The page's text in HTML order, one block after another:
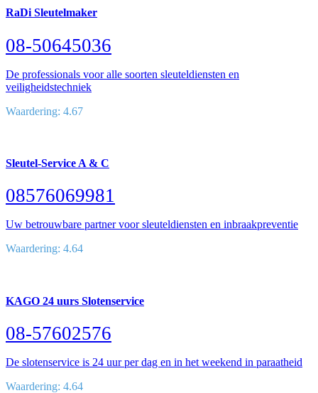
RaDi Sleutelmaker
08-50645036
De professionals voor alle soorten sleuteldiensten en
veiligheidstechniek
Waardering: 4.67
Sleutel-Service A & C
08576069981
Uw betrouwbare partner voor sleuteldiensten en inbraakpreventie
Waardering: 4.64
KAGO 24 uurs Slotenservice
08-57602576
De slotenservice is 24 uur per dag en in het weekend in paraatheid
Waardering: 4.64